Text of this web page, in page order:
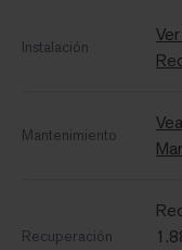
Instalación
Mantenimiento
Recuperación